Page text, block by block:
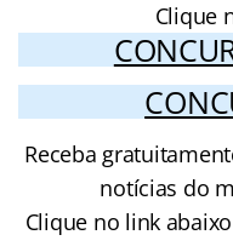
Clique
Receba
notícias do
Clique no link